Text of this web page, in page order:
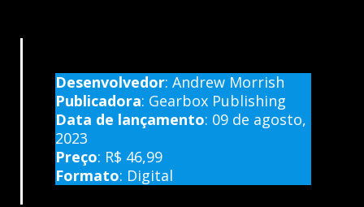
Desenvolvedor: Andrew Morrish
Publicadora: Gearbox Publishing
Data de lançamento: 09 de agosto,
2023
Preço: R$ 46,99
Formato: Digital